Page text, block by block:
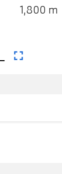
1,800 m
fullscreen